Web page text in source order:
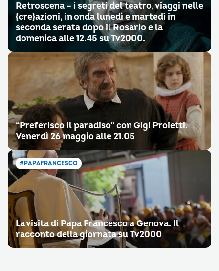
Retroscena – i segreti del teatro, viaggi nelle
{cre}azioni, in onda lunedì e martedì in
seconda serata dopo il Rosario e la
domenica alle 12.45 su Tv2000.
“Preferisco il paradiso” con Gigi Proietti.
Venerdì 26 maggio alle 21.05
#PAPAFRANCESCO
La visita di Papa Francesco a Genova. Il
racconto della giornata su Tv2000